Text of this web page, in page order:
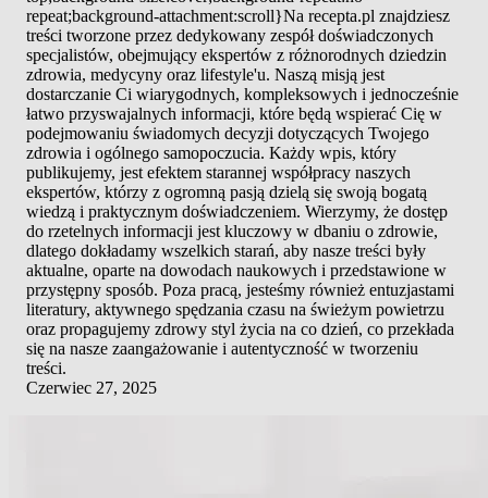
repeat;background-attachment:scroll}Na recepta.pl znajdziesz
treści tworzone przez dedykowany zespół doświadczonych
specjalistów, obejmujący ekspertów z różnorodnych dziedzin
zdrowia, medycyny oraz lifestyle'u. Naszą misją jest
dostarczanie Ci wiarygodnych, kompleksowych i jednocześnie
łatwo przyswajalnych informacji, które będą wspierać Cię w
podejmowaniu świadomych decyzji dotyczących Twojego
zdrowia i ogólnego samopoczucia. Każdy wpis, który
publikujemy, jest efektem starannej współpracy naszych
ekspertów, którzy z ogromną pasją dzielą się swoją bogatą
wiedzą i praktycznym doświadczeniem. Wierzymy, że dostęp
do rzetelnych informacji jest kluczowy w dbaniu o zdrowie,
dlatego dokładamy wszelkich starań, aby nasze treści były
aktualne, oparte na dowodach naukowych i przedstawione w
przystępny sposób. Poza pracą, jesteśmy również entuzjastami
literatury, aktywnego spędzania czasu na świeżym powietrzu
oraz propagujemy zdrowy styl życia na co dzień, co przekłada
się na nasze zaangażowanie i autentyczność w tworzeniu
treści.
Czerwiec 27, 2025